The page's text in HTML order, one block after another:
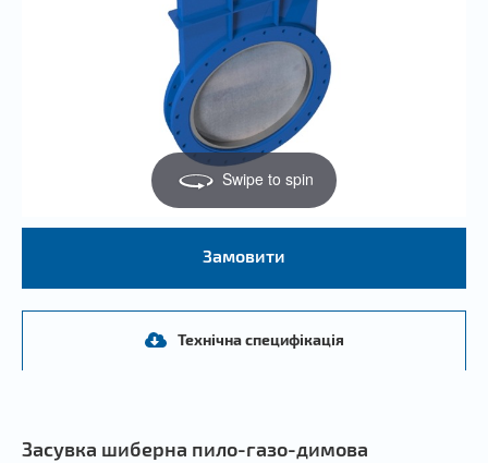
Swipe to spin
Замовити
Технічна специфікація
Засувка шиберна пило-газо-димова